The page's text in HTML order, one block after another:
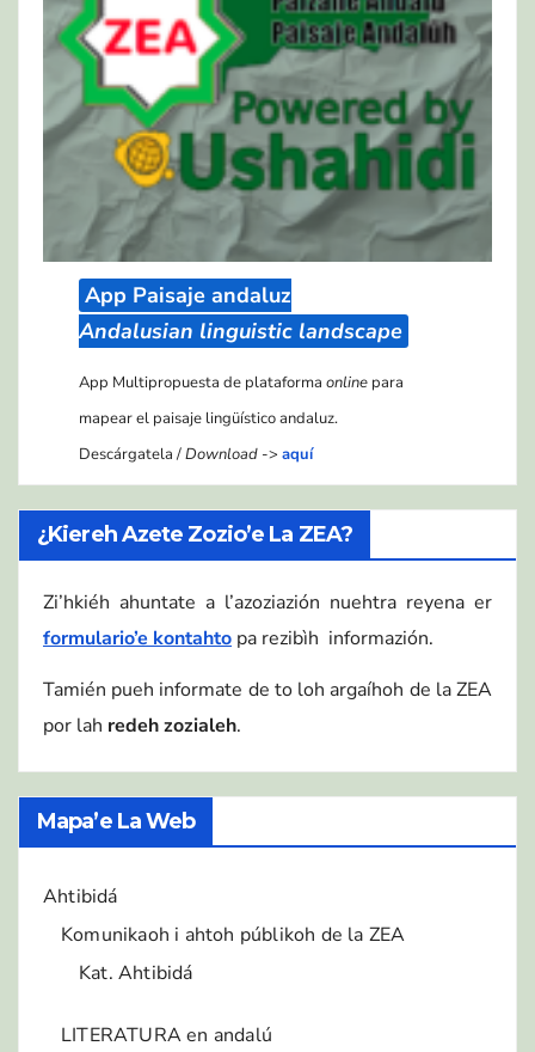
App Paisaje andaluz
Andalusian linguistic landscape
App Multipropuesta de plataformaonline para
mapear el paisaje lingüístico andaluz.
Descárgatela /Download ->aquí
¿Kiereh Azete Zozio’e La ZEA?
Zi’hkiéh ahuntate a l’azoziazión nuehtra reyena er
formulario’e kontahto pa rezibìh informazión.
Tamién pueh informate de to loh argaíhoh de la ZEA
por lah redeh zozialeh.
Mapa’e La Web
Ahtibidá
Komunikaoh i ahtoh públikoh de la ZEA
Kat. Ahtibidá
LITERATURA en andalú